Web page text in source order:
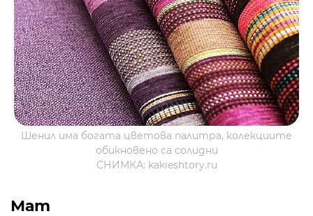
Шенил има богата цветова палитра, колекциите
обикновено са солидни
СНИМКА: kakieshtory.ru
Мат